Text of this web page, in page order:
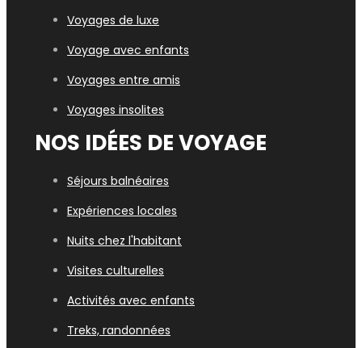
Voyages de luxe
Voyage avec enfants
Voyages entre amis
Voyages insolites
NOS IDÉES DE VOYAGE
Séjours balnéaires
Expériences locales
Nuits chez l'habitant
Visites culturelles
Activités avec enfants
Treks, randonnées